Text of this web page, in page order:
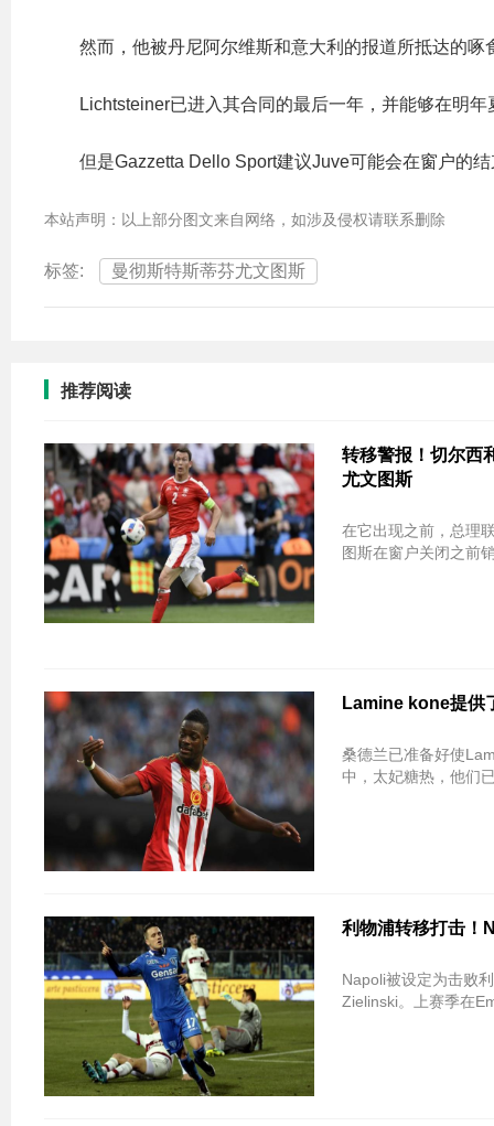
然而，他被丹尼阿尔维斯和意大利的报道所抵达的
Lichtsteiner已进入其合同的最后一年，并能够在明年
但是Gazzetta Dello Sport建议Juve可能会在窗户的
本站声明：以上部分图文来自网络，如涉及侵权请联系删除
标签: 曼彻斯特斯蒂芬尤文图斯
推荐阅读
转移警报！切尔西
尤文图斯
在它出现之前，总理
图斯在窗户关闭之前
Lamine kone提供
桑德兰已准备好使
中，太妃糖热，他们
利物浦转移打击！
Napoli被设定为击败
Zielinski。上赛季在